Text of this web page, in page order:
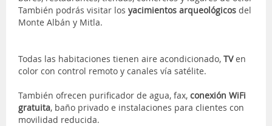
También podrás visitar los yacimientos arqueológicos del
Monte Albán y Mitla.
Todas las habitaciones tienen aire acondicionado, TVen
color con control remoto y canales vía satélite.
También ofrecen purificador de agua, fax, conexión WiFi
gratuita, baño privado e instalaciones para clientes con
movilidad reducida.